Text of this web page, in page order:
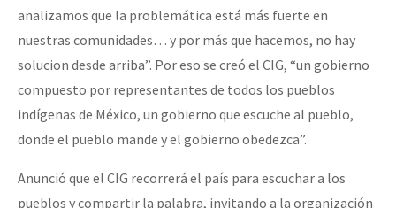
analizamos que la problemática está más fuerte en
nuestras comunidades… y por más que hacemos, no hay
solucion desde arriba”. Por eso se creó el CIG, “un gobierno
compuesto por representantes de todos los pueblos
indígenas de México, un gobierno que escuche al pueblo,
donde el pueblo mande y el gobierno obedezca”.
Anunció que el CIG recorrerá el país para escuchar a los
pueblos y compartir la palabra, invitando a la organización